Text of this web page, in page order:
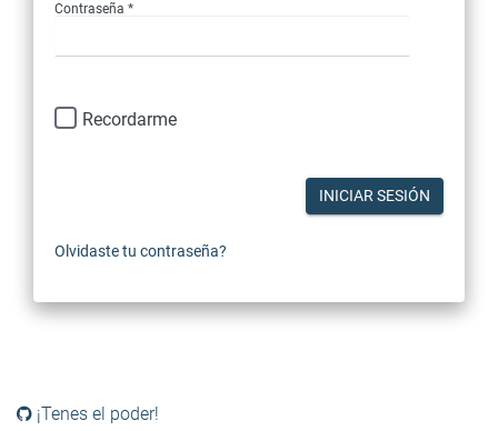
Contraseña *
Recordarme
INICIAR SESIÓN
Olvidaste tu contraseña?
¡Tenes el poder!